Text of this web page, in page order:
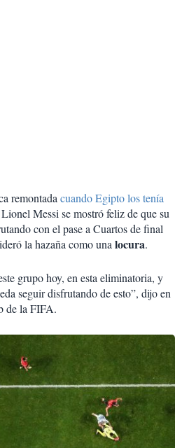
remontadacuando Egipto los tenía
Messi se mostró feliz de que su
con el pase a Cuartos de final
la hazaña como unalocura.
grupo hoy, en esta eliminatoria, y
seguir disfrutando de esto”, dijo en
de la FIFA.